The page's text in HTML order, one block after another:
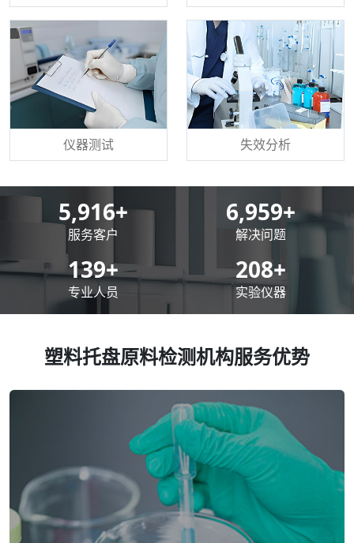
仪器测试 失效分析
8,500+
服务客户
10,000+
解决问题
200+
专业人员
300+
实验仪器
塑料托盘原料检测机构服务优势